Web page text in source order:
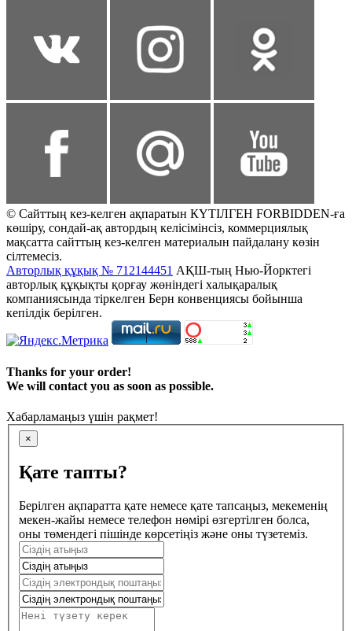
© Сайттың кез-келген ақпаратын КҮТІЛГЕН FORBIDDEN-ға
көшіру, сондай-ақ автордың келісімінсіз, коммерциялық
мақсатта сайттың кез-келген материалын пайдалану көзін
сілтемесіз.
Авторлық құқық № 712144451 АҚШ-тың Нью-Йорктегі
авторлық құқықты қорғау жөніндегі халықаралық
компаниясында тіркелген Берн конвенциясы бойынша
кепілдік берілген.
Thanks for your order!
We will contact you as soon as possible.
Хабарламаңыз үшін рақмет!
×
Қате тапты?
Берілген ақпаратта қате немесе қате тапсаңыз, мекеменің
мекен-жайы немесе телефон нөмірі өзгертілген болса,
оны төмендегі пішінде көрсетіңіз және оны түзетеміз.